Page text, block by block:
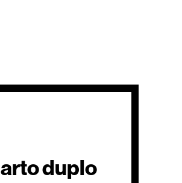
duplo